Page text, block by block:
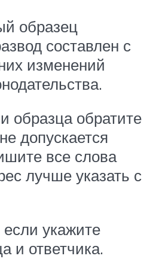
образец
составлен с
изменений
образца обратите
допускается
все слова
лучше указать с
укажите
и ответчика.